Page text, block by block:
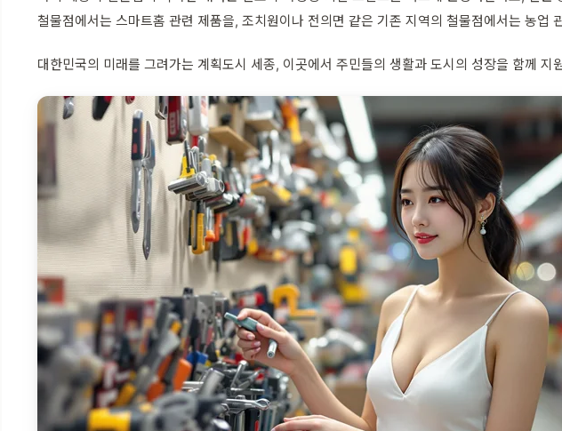
철물점에서는 스마트홈 관련 제품을, 조치원이나 전의면 같은 기존 지역의 철물점에서는 농업
대한민국의 미래를 그려가는 계획도시 세종, 이곳에서 주민들의 생활과 도시의 성장을 함께 지